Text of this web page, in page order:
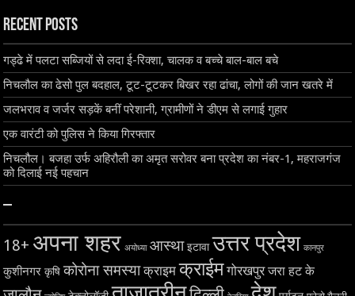
Recent Posts
गड्ढे में पलटा सब्जियों से लदा ई-रिक्शा, चालक व बच्चे बाल-बाल बचे
निचलौल का ढेसो पुल बदहाल, टूट-टूटकर बिखर रहा ढांचा, लोगों की जान खतरे में
जलभराव व जर्जर सड़कें बनीं परेशानी, ग्रामीणों ने डीएम से लगाई गुहार
एक वारंटी को पुलिस ने किया गिरफ्तार
निचलौल। बजहा उर्फ अहिरौली का अमृत सरोवर बना प्रदेश का नंबर-1, महराजगंज
को दिलाई नई पहचान
–
18+ अपना शहर अयोध्या आस्था इटावा उत्तर प्रदेश कानपुर
कुशीनगर कृषि कोरोना समस्या क्राइम क्राईम गोरखपुर जरा हट के